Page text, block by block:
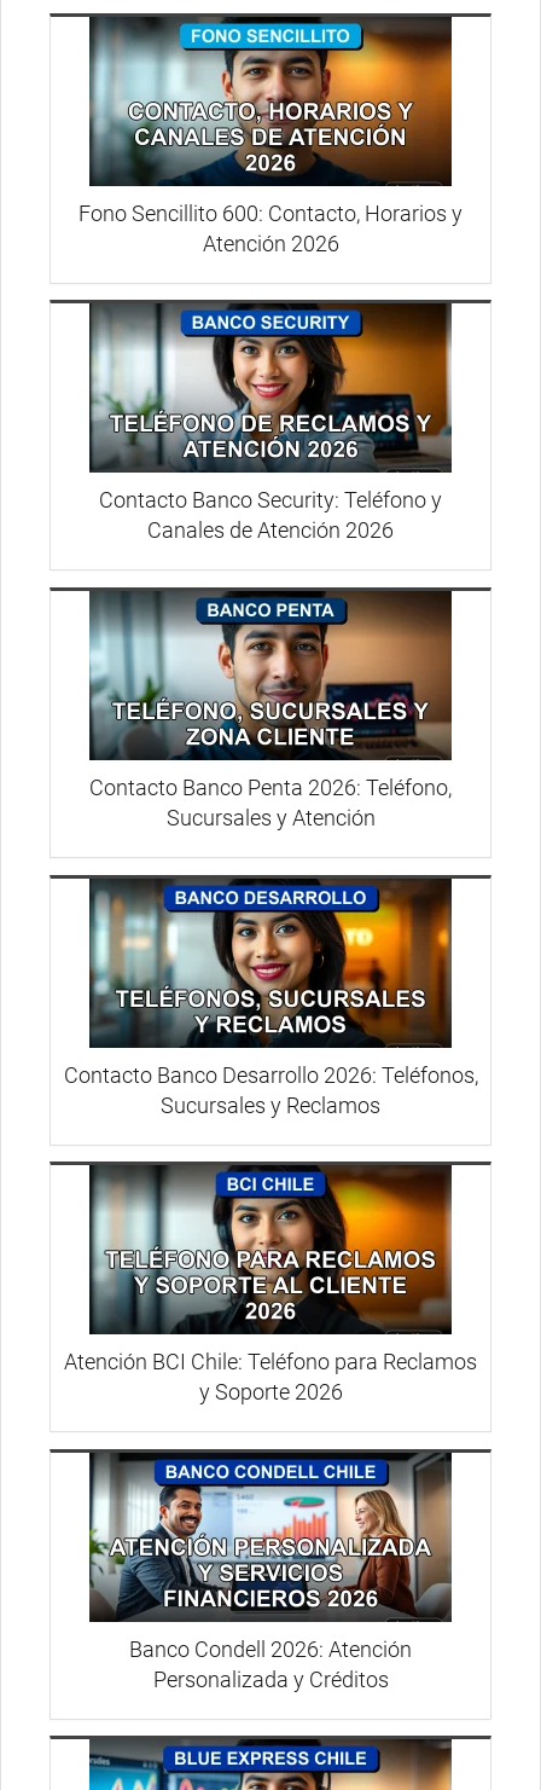
Fono Sencillito 600: Contacto, Horarios y
Atención 2026
Contacto Banco Security: Teléfono y
Canales de Atención 2026
Contacto Banco Penta 2026: Teléfono,
Sucursales y Atención
Contacto Banco Desarrollo 2026: Teléfonos,
Sucursales y Reclamos
Atención BCI Chile: Teléfono para Reclamos
y Soporte 2026
Banco Condell 2026: Atención
Personalizada y Créditos